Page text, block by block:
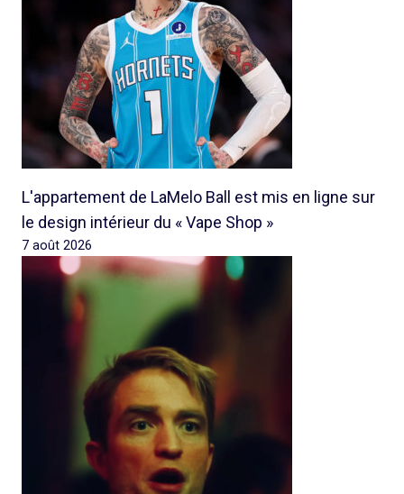
L'appartement de LaMelo Ball est mis en ligne sur
le design intérieur du « Vape Shop »
7 août 2026